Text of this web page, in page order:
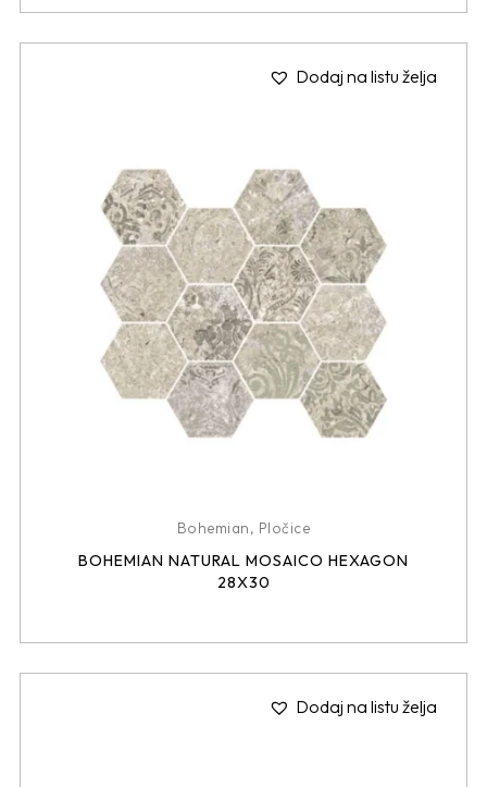
Dodaj na listu želja
Bohemian, Pločice
BOHEMIAN NATURAL MOSAICO HEXAGON
28X30
Dodaj na listu želja